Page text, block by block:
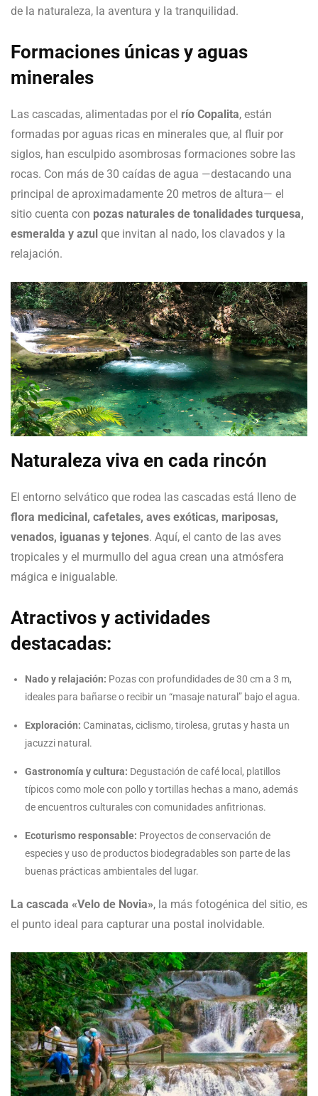
de la naturaleza, la aventura y la tranquilidad.
Formaciones únicas y aguas
minerales
Las cascadas, alimentadas por el río Copalita, están
formadas por aguas ricas en minerales que, al fluir por
siglos, han esculpido asombrosas formaciones sobre las
rocas. Con más de 30 caídas de agua —destacando una
principal de aproximadamente 20 metros de altura— el
sitio cuenta con pozas naturales de tonalidades turquesa,
esmeralda y azul que invitan al nado, los clavados y la
relajación.
Naturaleza viva en cada rincón
El entorno selvático que rodea las cascadas está lleno de
flora medicinal, cafetales, aves exóticas, mariposas,
venados, iguanas y tejones. Aquí, el canto de las aves
tropicales y el murmullo del agua crean una atmósfera
mágica e inigualable.
Atractivos y actividades
destacadas:
Nado y relajación: Pozas con profundidades de 30 cm a 3 m,
ideales para bañarse o recibir un “masaje natural” bajo el agua.
Exploración: Caminatas, ciclismo, tirolesa, grutas y hasta un
jacuzzi natural.
Gastronomía y cultura: Degustación de café local, platillos
típicos como mole con pollo y tortillas hechas a mano, además
de encuentros culturales con comunidades anfitrionas.
Ecoturismo responsable: Proyectos de conservación de
especies y uso de productos biodegradables son parte de las
buenas prácticas ambientales del lugar.
La cascada «Velo de Novia», la más fotogénica del sitio, es
el punto ideal para capturar una postal inolvidable.